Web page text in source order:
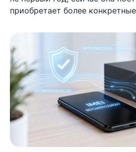
приобретает более